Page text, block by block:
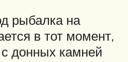
рыбалка на
в тот момент,
с донных камней